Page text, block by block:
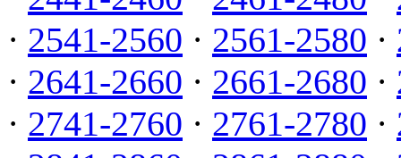
· 2541-2560 · 2561-2580 ·
· 2641-2660 · 2661-2680 ·
· 2741-2760 · 2761-2780 ·